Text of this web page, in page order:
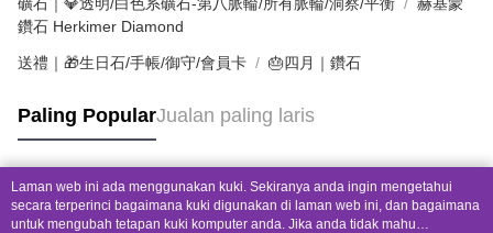
鑽石 Herkimer Diamond
送禮｜🎁生日石/手帳/御守/會員卡 🎂四月｜鑽石
Paling PopularJualan paling laris
Tag Popular
Laman web ini ada menggunakan kuki. Sekiranya anda ingin mengetahui
secara terperinci bagaimana kuki digunakan di laman web ini, dan bagaimana
untuk mengubah tetapan kuki komputer anda. Jika anda tidak mahu